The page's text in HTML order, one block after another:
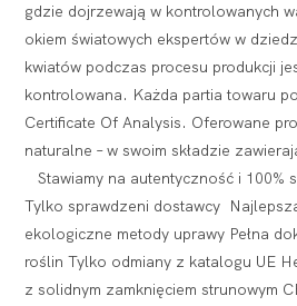
gdzie dojrzewają w kontrolowanych
okiem światowych ekspertów w
kwiatów podczas procesu produkcji
kontrolowana. Każda partia towaru
Certificate Of Analysis. Oferowane
naturalne – w swoim składzie
Stawiamy na autentyczność i 100%
Tylko sprawdzeni dostawcy
ekologiczne metody uprawy Pełna
roślin Tylko odmiany z katalogu UE
z solidnym zamknięciem strunowym